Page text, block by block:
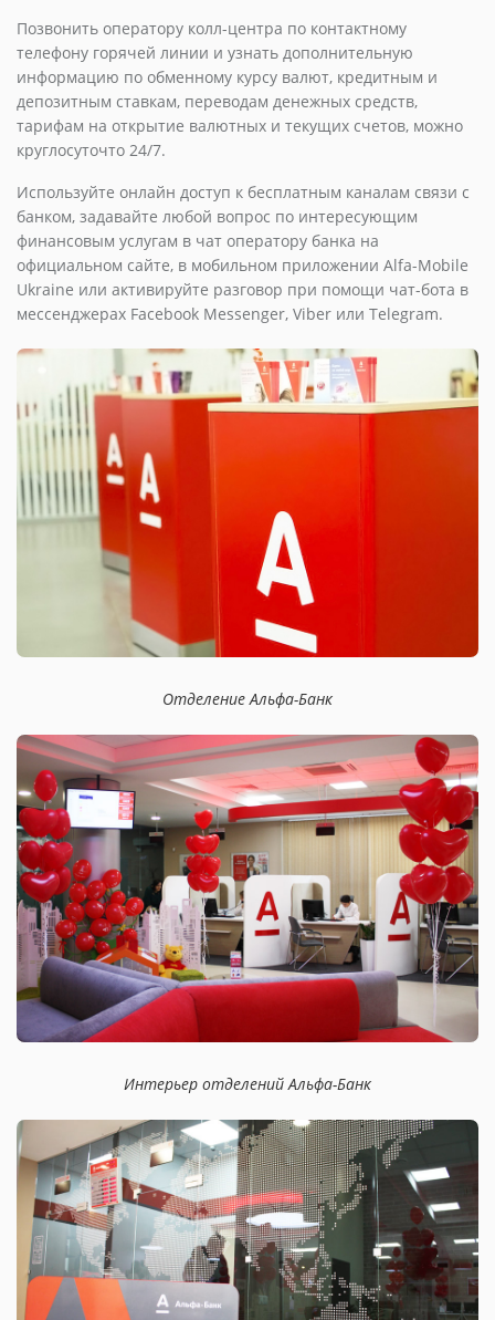
Позвонить оператору колл-центра по контактному
телефону горячей линии и узнать дополнительную
информацию по обменному курсу валют, кредитным и
депозитным ставкам, переводам денежных средств,
тарифам на открытие валютных и текущих счетов, можно
круглосуточто 24/7.
Используйте онлайн доступ к бесплатным каналам связи с
банком, задавайте любой вопрос по интересующим
финансовым услугам в чат оператору банка на
официальном сайте, в мобильном приложении Alfa-Mobile
Ukraine или активируйте разговор при помощи чат-бота в
мессенджерах Facebook Messenger, Viber или Telegram.
Отделение Альфа-Банк
Интерьер отделений Альфа-Банк